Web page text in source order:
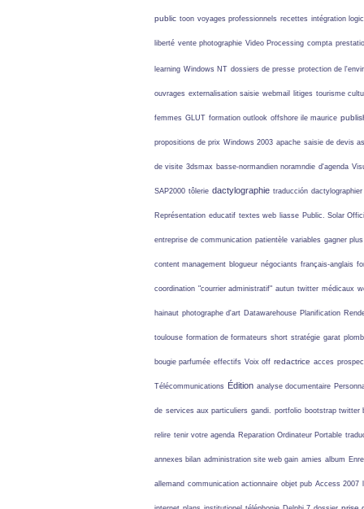
public toon voyages professionnels recettes intégration
liberté vente photographie Video Processing compta
learning Windows NT dossiers de presse protection de
ouvrages externalisation saisie webmail litiges tourisme
femmes GLUT formation outlook offshore ile maurice
propositions de prix Windows 2003 apache saisie de devis
de visite 3dsmax basse-normandien noramndie d'agenda
SAP2000 tôlerie dactylographie traducción dactylographier
Représentation educatif textes web liasse Public. Solar
entreprise de communication patientèle variables gagner plus
content management blogueur négociants français-anglais
coordination "courrier administratif" autun twitter médicaux
hainaut photographe d'art Datawarehouse Planification
toulouse formation de formateurs short stratégie garat
bougie parfumée effectifs Voix off redactrice acces
Télécommunications Édition analyse documentaire
de services aux particuliers gandi. portfolio bootstrap twitter
relire tenir votre agenda Reparation Ordinateur Portable
annexes bilan administration site web gain amies album
allemand communication actionnaire objet pub Access 2007